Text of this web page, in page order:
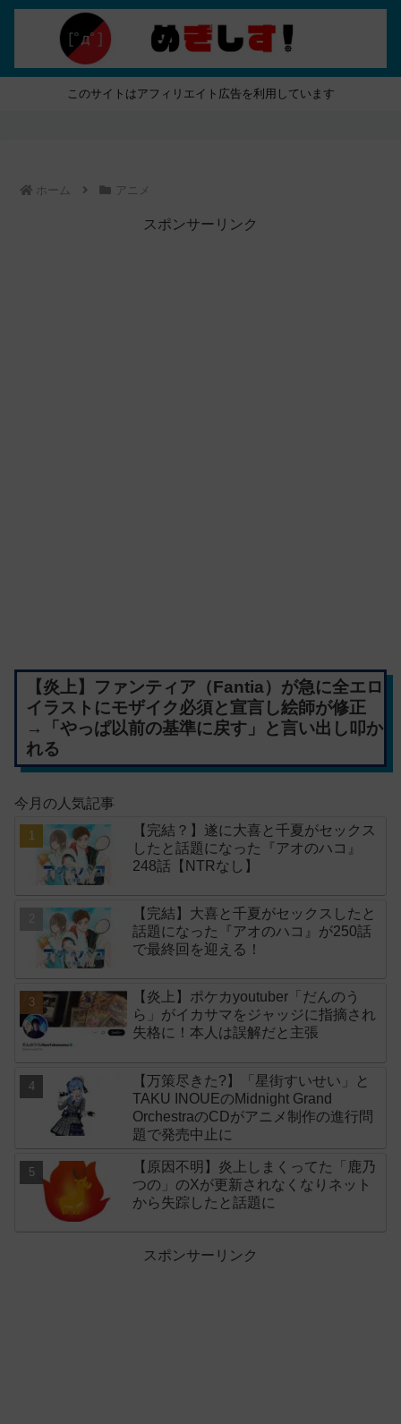
このサイトはアフィリエイト広告を利用しています
ホーム アニメ
スポンサーリンク
【炎上】ファンティア（Fantia）が急に全エロ
イラストにモザイク必須と宣言し絵師が修正
→「やっぱ以前の基準に戻す」と言い出し叩か
れる
今月の人気記事
【完結？】遂に大喜と千夏がセックス
したと話題になった『アオのハコ』
248話【NTRなし】
【完結】大喜と千夏がセックスしたと
話題になった『アオのハコ』が250話
で最終回を迎える！
【炎上】ポケカyoutuber「だんのう
ら」がイカサマをジャッジに指摘され
失格に！本人は誤解だと主張
【万策尽きた?】「星街すいせい」と
TAKU INOUEのMidnight Grand
OrchestraのCDがアニメ制作の進行問
題で発売中止に
【原因不明】炎上しまくってた「鹿乃
つの」のXが更新されなくなりネット
から失踪したと話題に
スポンサーリンク